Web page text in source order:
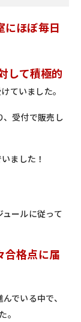
にほぼ毎日
して積極的
ていました。
、受付で販売し
ました！
ールに従って
合格点に届
でいる中で、
。